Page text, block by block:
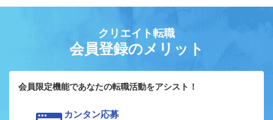
クリエイト転職
会員登録のメリット
会員限定機能であなたの転職活動をアシスト！
カンタン応募